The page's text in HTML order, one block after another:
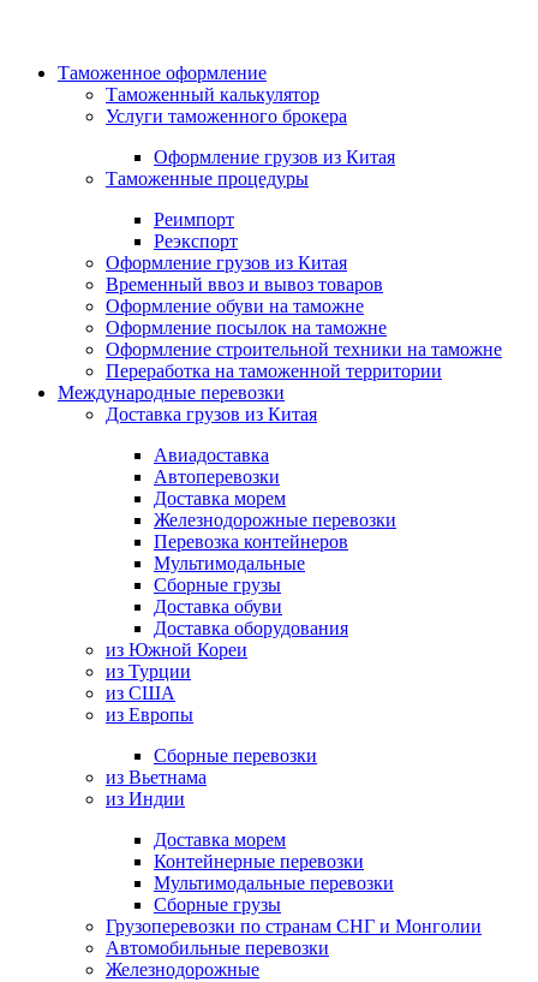
Таможенное оформление
Таможенный калькулятор
Услуги таможенного брокера
Оформление грузов из Китая
Таможенные процедуры
Реимпорт
Реэкспорт
Оформление грузов из Китая
Временный ввоз и вывоз товаров
Оформление обуви на таможне
Оформление посылок на таможне
Оформление строительной техники на таможне
Переработка на таможенной территории
Международные перевозки
Доставка грузов из Китая
Авиадоставка
Автоперевозки
Доставка морем
Железнодорожные перевозки
Перевозка контейнеров
Мультимодальные
Сборные грузы
Доставка обуви
Доставка оборудования
из Южной Кореи
из Турции
из США
из Европы
Сборные перевозки
из Вьетнама
из Индии
Доставка морем
Контейнерные перевозки
Мультимодальные перевозки
Сборные грузы
Грузоперевозки по странам СНГ и Монголии
Автомобильные перевозки
Железнодорожные